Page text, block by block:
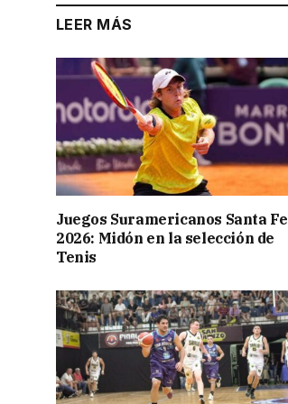
LEER MÁS
Juegos Suramericanos Santa Fe
2026: Midón en la selección de
Tenis